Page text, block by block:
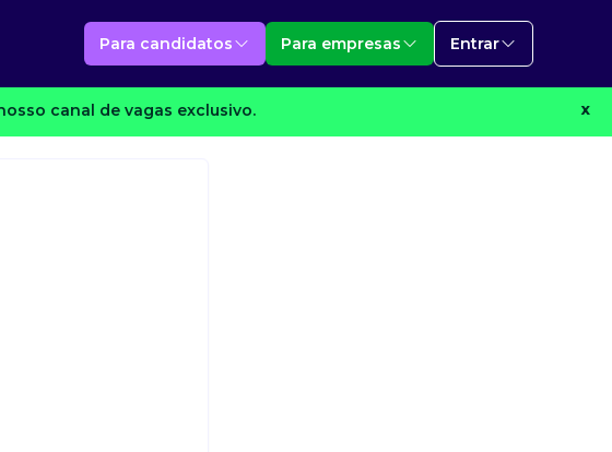
Para candidatos Para empresas Entrar
canal de vagas exclusivo. X